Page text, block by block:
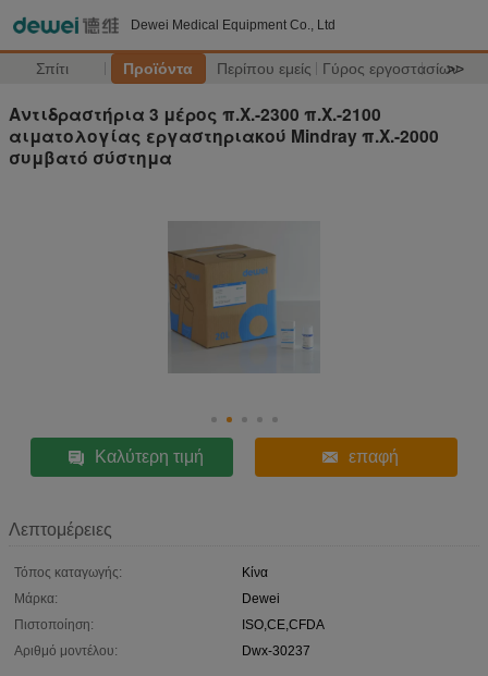
Dewei Medical Equipment Co., Ltd
Σπίτι Προϊόντα Περίπου εμείς Γύρος εργοστασίων
>>
Αντιδραστήρια 3 μέρος π.Χ.-2300 π.Χ.-2100
αιματολογίας εργαστηριακού Mindray π.Χ.-2000
συμβατό σύστημα
Καλύτερη τιμή επαφή
Λεπτομέρειες
Τόπος καταγωγής:
Κίνα
Μάρκα:
Dewei
Πιστοποίηση:
ISO,CE,CFDA
Αριθμό μοντέλου:
Dwx-30237